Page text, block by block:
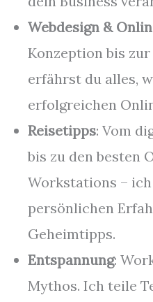
Webdesign &
Konzeption bis
erfährst du alles,
erfolgreichen
Reisetipps: Vom
bis zu den besten
Workstations –
persönlichen
Geheimtipps.
Entspannung:
Mythos. Ich teile